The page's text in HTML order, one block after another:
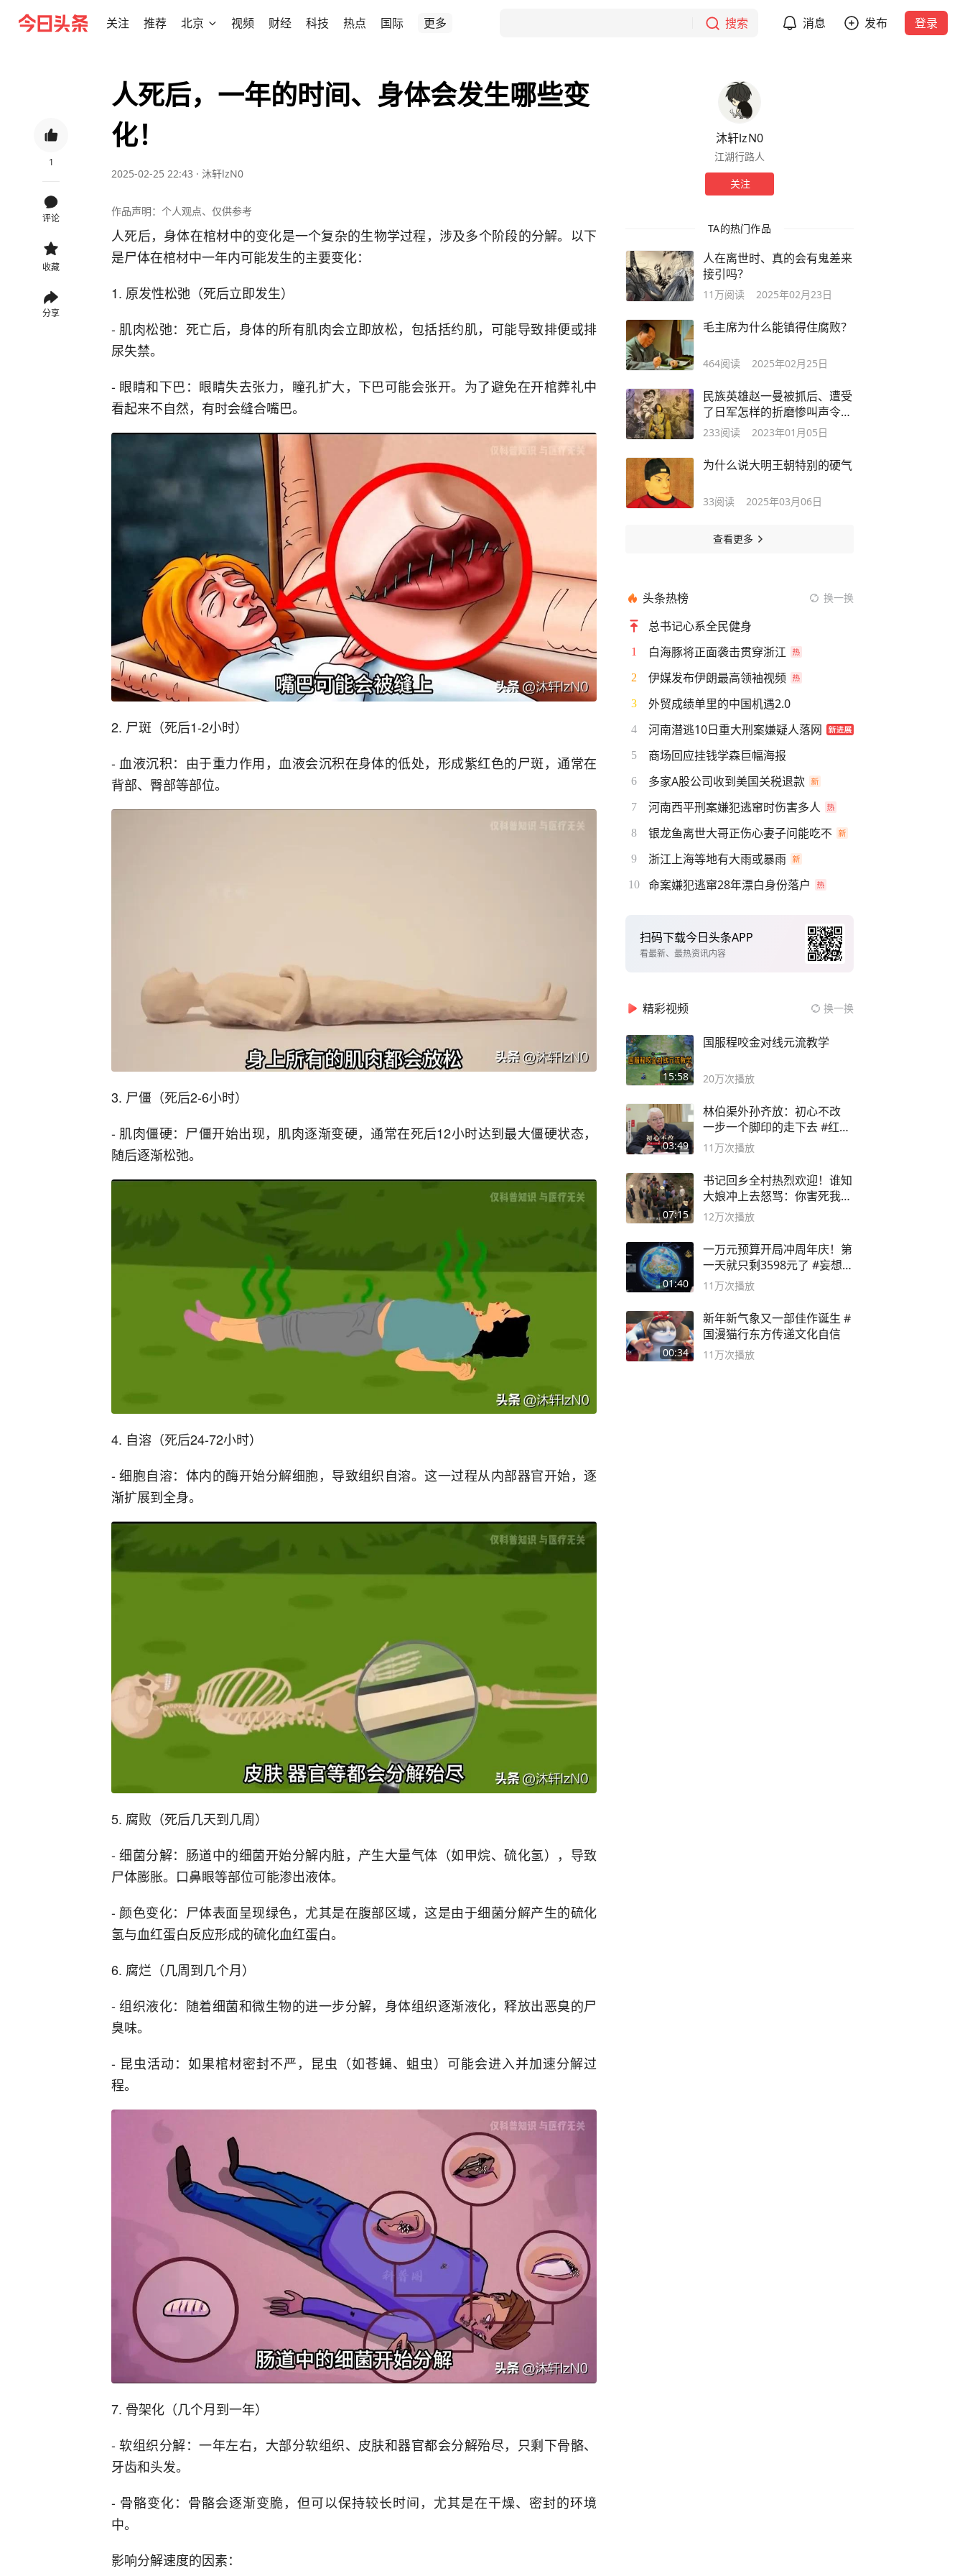
关注 推荐 北京 视频 财经 科技 热点 国际 更多 搜索 消息 发布 登录
1
评论
收藏
分享
人死后，一年的时间、身体会发生哪些变
化！
2025-02-25 22:43 · 沐轩lzN0
作品声明：个人观点、仅供参考
人死后，身体在棺材中的变化是一个复杂的生物学过程，涉及多个阶段的分解。以下
是尸体在棺材中一年内可能发生的主要变化：
1. 原发性松弛（死后立即发生）
- 肌肉松弛：死亡后，身体的所有肌肉会立即放松，包括括约肌，可能导致排便或排
尿失禁。
- 眼睛和下巴：眼睛失去张力，瞳孔扩大，下巴可能会张开。为了避免在开棺葬礼中
看起来不自然，有时会缝合嘴巴。
2. 尸斑（死后1-2小时）
- 血液沉积：由于重力作用，血液会沉积在身体的低处，形成紫红色的尸斑，通常在
背部、臀部等部位。
3. 尸僵（死后2-6小时）
- 肌肉僵硬：尸僵开始出现，肌肉逐渐变硬，通常在死后12小时达到最大僵硬状态，
随后逐渐松弛。
4. 自溶（死后24-72小时）
- 细胞自溶：体内的酶开始分解细胞，导致组织自溶。这一过程从内部器官开始，逐
渐扩展到全身。
5. 腐败（死后几天到几周）
- 细菌分解：肠道中的细菌开始分解内脏，产生大量气体（如甲烷、硫化氢），导致
尸体膨胀。口鼻眼等部位可能渗出液体。
- 颜色变化：尸体表面呈现绿色，尤其是在腹部区域，这是由于细菌分解产生的硫化
氢与血红蛋白反应形成的硫化血红蛋白。
6. 腐烂（几周到几个月）
- 组织液化：随着细菌和微生物的进一步分解，身体组织逐渐液化，释放出恶臭的尸
臭味。
- 昆虫活动：如果棺材密封不严，昆虫（如苍蝇、蛆虫）可能会进入并加速分解过
程。
7. 骨架化（几个月到一年）
- 软组织分解：一年左右，大部分软组织、皮肤和器官都会分解殆尽，只剩下骨骼、
牙齿和头发。
- 骨骼变化：骨骼会逐渐变脆，但可以保持较长时间，尤其是在干燥、密封的环境
中。
影响分解速度的因素：
沐轩lzN0
江湖行路人
关注
TA的热门作品
人在离世时、真的会有鬼差来
接引吗？
11万阅读 2025年02月23日
毛主席为什么能镇得住腐败？
464阅读 2025年02月25日
民族英雄赵一曼被抓后、遭受
了日军怎样的折磨惨叫声令人
终身难忘
233阅读 2023年01月05日
为什么说大明王朝特别的硬气
33阅读 2025年03月06日
查看更多
头条热榜 换一换
总书记心系全民健身
1 白海豚将正面袭击贯穿浙江
2 伊媒发布伊朗最高领袖视频
3 外贸成绩单里的中国机遇2.0
4 河南潜逃10日重大刑案嫌疑人落网
5 商场回应挂钱学森巨幅海报
6 多家A股公司收到美国关税退款
7 河南西平刑案嫌犯逃窜时伤害多人
8 银龙鱼离世大哥正伤心妻子问能吃不
9 浙江上海等地有大雨或暴雨
10 命案嫌犯逃窜28年漂白身份落户
扫码下载今日头条APP
看最新、最热资讯内容
精彩视频 换一换
15:58
国服程咬金对线元流教学
20万次播放
03:49
林伯渠外孙齐放：初心不改
一步一个脚印的走下去 #红船
论坛
11万次播放
07:15
书记回乡全村热烈欢迎！谁知
大娘冲上去怒骂：你害死我儿
子
12万次播放
01:40
一万元预算开局冲周年庆！第
一天就只剩3598元了 #妄想山
海
11万次播放
00:34
新年新气象又一部佳作诞生 #
国漫猫行东方传递文化自信
11万次播放